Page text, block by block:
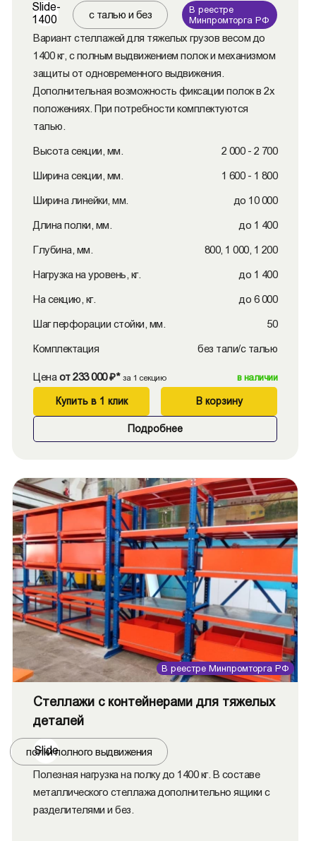
Slide-
1400
с талью и без
В реестре
Минпромторга РФ
Вариант стеллажей для тяжелых грузов весом до
1400 кг, с полным выдвижением полок и механизмом
защиты от одновременного выдвижения.
Дополнительная возможность фиксации полок в 2х
положениях. При потребности комплектуются
талью.
Высота секции, мм. 2 000 - 2 700
Ширина секции, мм. 1 600 - 1 800
Ширина линейки, мм. до 10 000
Длина полки, мм. до 1 400
Глубина, мм. 800, 1 000, 1 200
Нагрузка на уровень, кг. до 1 400
На секцию, кг. до 6 000
Шаг перфорации стойки, мм. 50
Комплектация без тали/с талью
Цена от 233 000 ₽* за 1 секцию в наличии
Купить в 1 клик В корзину
Подробнее
В реестре Минпромторга РФ
Стеллажи с контейнерами для тяжелых
деталей
Slide
полки полного выдвижения
Полезная нагрузка на полку до 1400 кг. В составе
металлического стеллажа дополнительно ящики с
разделителями и без.